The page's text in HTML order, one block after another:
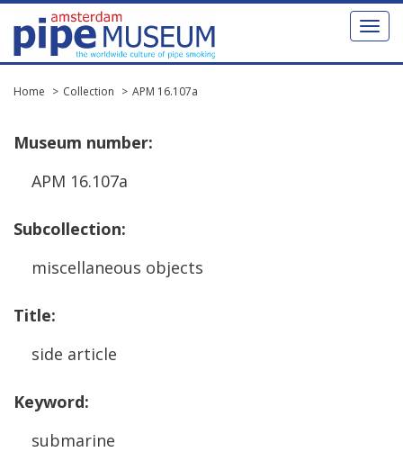
Toggle
Home Collection APM 16.107a
Museum number:
APM 16.107a
Subcollection:
miscellaneous objects
Title:
side article
Keyword:
submarine